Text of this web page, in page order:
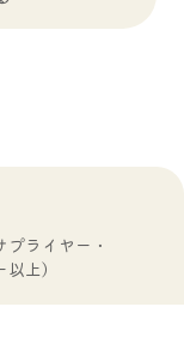
プライヤー・
上）